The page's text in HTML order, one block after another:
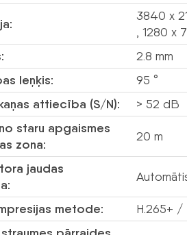
3840 x
, 1280
2.8 mm
leņķis: 95 °
attiecība (S/N): > 52 dB
staru apgaismes
zona:
20 m
jaudas
metode: H.265+